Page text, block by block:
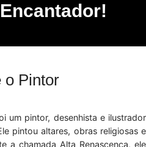
o Pintor
um pintor, desenhista e ilustrador
pintou altares, obras religiosas e
a chamada Alta Renascença, ele